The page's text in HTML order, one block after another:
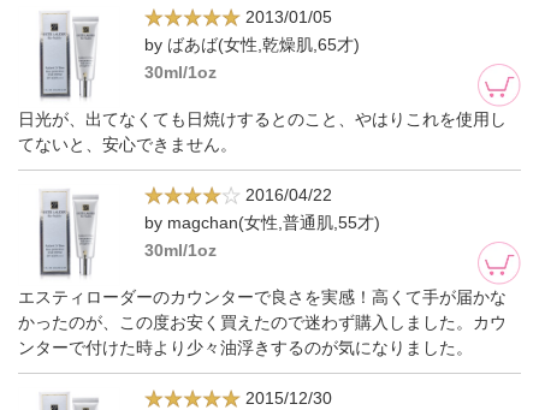
2013/01/05
by ばあば(女性,乾燥肌,65才)
30ml/1oz
日光が、出てなくても日焼けするとのこと、やはりこれを使用し
てないと、安心できません。
2016/04/22
by magchan(女性,普通肌,55才)
30ml/1oz
エスティローダーのカウンターで良さを実感！高くて手が届かな
かったのが、この度お安く買えたので迷わず購入しました。カウ
ンターで付けた時より少々油浮きするのが気になりました。
2015/12/30